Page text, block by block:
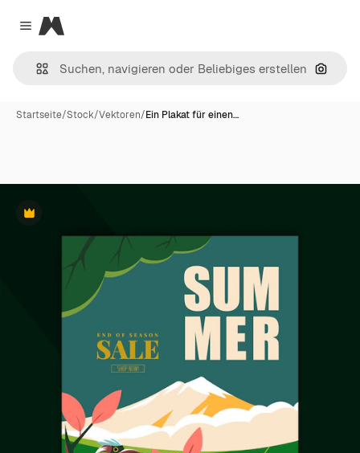
Close menu
Magnific
Nach
Startseite/Stock/Vektoren/Ein Plakat für einen…
Premium